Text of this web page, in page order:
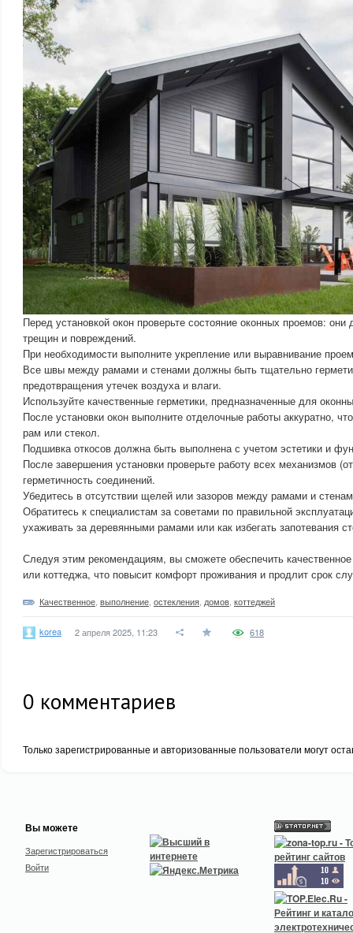
Перед установкой окон проверьте состояние оконных проемов:
трещин и повреждений.
При необходимости выполните укрепление или выравнивание
Все швы между рамами и стенами должны быть тщательно
предотвращения утечек воздуха и влаги.
Используйте качественные герметики, предназначенные для
После установки окон выполните отделочные работы аккуратно,
рам или стекол.
Подшивка откосов должна быть выполнена с учетом эстетики и
После завершения установки проверьте работу всех механизмов
герметичность соединений.
Убедитесь в отсутствии щелей или зазоров между рамами и
Обратитесь к специалистам за советами по правильной
ухаживать за деревянными рамами или как избегать запотевания
Следуя этим рекомендациям, вы сможете обеспечить
или коттеджа, что повысит комфорт проживания и продлит срок
Качественное выполнение остекления домов коттеджей
korea 2 апреля 2025, 11:23 618
0 комментариев
Только зарегистрированные и авторизованные пользователи могут
Вы можете
Зарегистрироваться
Войти